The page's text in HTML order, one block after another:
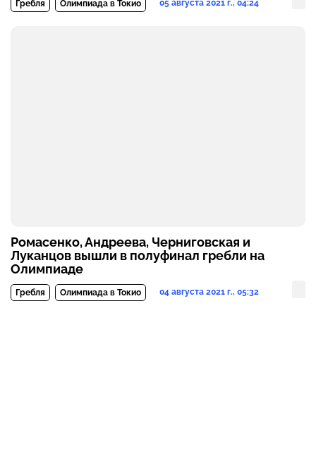
Гребля Олимпиада в Токио 05 августа 2021 г., 04:24
Ромасенко, Андреева, Черниговская и
Луканцов вышли в полуфинал гребли на
Олимпиаде
Гребля Олимпиада в Токио 04 августа 2021 г., 05:32